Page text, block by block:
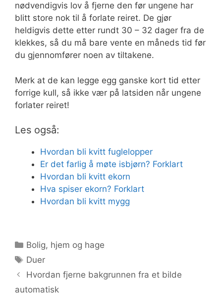
nødvendigvis lov å fjerne den før ungene har
blitt store nok til å forlate reiret. De gjør
heldigvis dette etter rundt 30 – 32 dager fra de
klekkes, så du må bare vente en måneds tid før
du gjennomfører noen av tiltakene.
Merk at de kan legge egg ganske kort tid etter
forrige kull, så ikke vær på latsiden når ungene
forlater reiret!
Les også:
Hvordan bli kvitt fuglelopper
Er det farlig å møte isbjørn? Forklart
Hvordan bli kvitt ekorn
Hva spiser ekorn? Forklart
Hvordan bli kvitt mygg
Kategorier
Bolig, hjem og hage
Stikkord
Duer
Hvordan fjerne bakgrunnen fra et bilde
automatisk